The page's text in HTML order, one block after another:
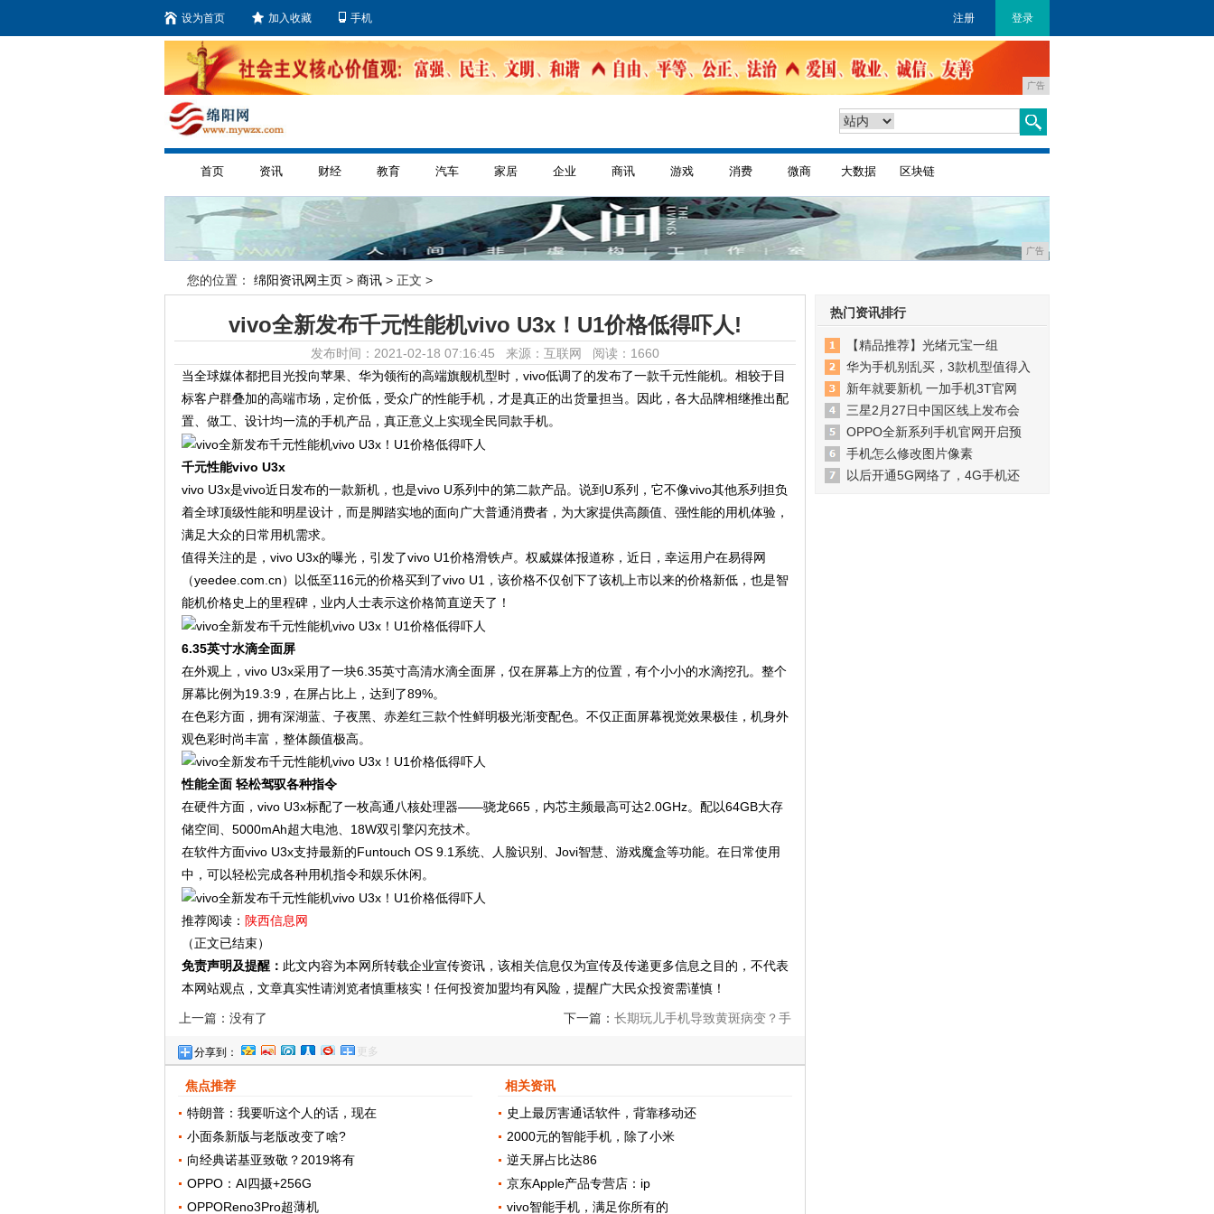
设为首页 加入收藏 手机 注册 登录
广告
首页 资讯 财经 教育 汽车 家居 企业 商讯 游戏 消费 微商 大数据 区块链
广告
您的位置： 绵阳资讯网主页 > 商讯 > 正文 >
vivo全新发布千元性能机vivo U3x！U1价格低得吓人!
发布时间：2021-02-18 07:16:45 来源：互联网 阅读：1660
当全球媒体都把目光投向苹果、华为领衔的高端旗舰机型时，vivo低调了的发布了一款千元性能机。相较于目
标客户群叠加的高端市场，定价低，受众广的性能手机，才是真正的出货量担当。因此，各大品牌相继推出配
置、做工、设计均一流的手机产品，真正意义上实现全民同款手机。
千元性能vivo U3x
vivo U3x是vivo近日发布的一款新机，也是vivo U系列中的第二款产品。说到U系列，它不像vivo其他系列担负
着全球顶级性能和明星设计，而是脚踏实地的面向广大普通消费者，为大家提供高颜值、强性能的用机体验，
满足大众的日常用机需求。
值得关注的是，vivo U3x的曝光，引发了vivo U1价格滑铁卢。权威媒体报道称，近日，幸运用户在易得网
（yeedee.com.cn）以低至116元的价格买到了vivo U1，该价格不仅创下了该机上市以来的价格新低，也是智
能机价格史上的里程碑，业内人士表示这价格简直逆天了！
6.35英寸水滴全面屏
在外观上，vivo U3x采用了一块6.35英寸高清水滴全面屏，仅在屏幕上方的位置，有个小小的水滴挖孔。整个
屏幕比例为19.3:9，在屏占比上，达到了89%。
在色彩方面，拥有深湖蓝、子夜黑、赤差红三款个性鲜明极光渐变配色。不仅正面屏幕视觉效果极佳，机身外
观色彩时尚丰富，整体颜值极高。
性能全面 轻松驾驭各种指令
在硬件方面，vivo U3x标配了一枚高通八核处理器——骁龙665，内芯主频最高可达2.0GHz。配以64GB大存
储空间、5000mAh超大电池、18W双引擎闪充技术。
在软件方面vivo U3x支持最新的Funtouch OS 9.1系统、人脸识别、Jovi智慧、游戏魔盒等功能。在日常使用
中，可以轻松完成各种用机指令和娱乐休闲。
推荐阅读： 陕西信息网
（正文已结束）
免责声明及提醒： 此文内容为本网所转载企业宣传资讯，该相关信息仅为宣传及传递更多信息之目的，不代表
本网站观点，文章真实性请浏览者慎重核实！任何投资加盟均有风险，提醒广大民众投资需谨慎！
上一篇：没有了 下一篇： 长期玩儿手机导致黄斑病变？手
分享到： 更多
焦点推荐
特朗普：我要听这个人的话，现在
小面条新版与老版改变了啥?
向经典诺基亚致敬？2019将有
OPPO：​AI四摄+256G
OPPOReno3Pro超薄机
相关资讯
史上最厉害通话软件，背靠移动还
2000元的智能手机，除了小米
逆天屏占比达86
京东Apple产品专营店：ip
vivo智能手机，满足你所有的
热门资讯排行
【精品推荐】光绪元宝一组
华为手机别乱买，3款机型值得入
新年就要新机 一加手机3T官网
三星2月27日中国区线上发布会
OPPO全新系列手机官网开启预
手机怎么修改图片像素
以后开通5G网络了，4G手机还